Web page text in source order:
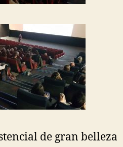
de gran belleza